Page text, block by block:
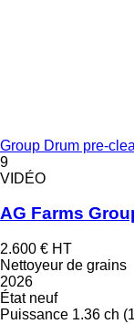
Group Drum pre-
9
VIDÉO
AG Farms
2.600 € HT
Nettoyeur de grains
2026
Étatneuf
Puissance 1.36 ch